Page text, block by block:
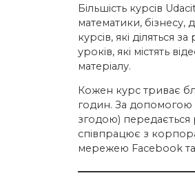
Більшість курсів
математики, бізнесу,
курсів, які діляться
уроків, які містять
матеріалу.
Кожен курс триває
годин. За допомогою
згодою) передається
співпрацює з
мережею Facebook